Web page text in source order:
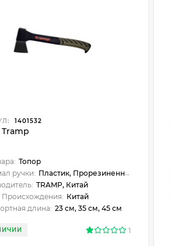
1401532
Топор
ручки: Пластик, Прорезиненный пластик
TRAMP, Китай
Происхождения: Китай
длина: 23 см, 35 см, 45 см
1